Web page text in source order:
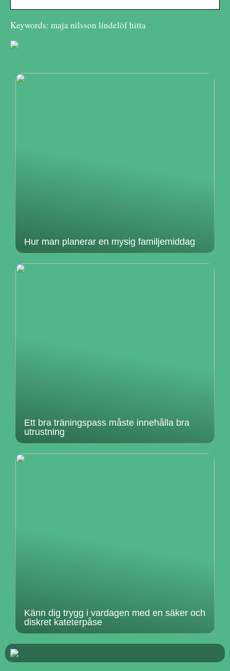
Keywords: maja nilsson lindelöf hitta
Hur man planerar en mysig familjemiddag
Ett bra träningspass måste innehålla bra
utrustning
Känn dig trygg i vardagen med en säker och
diskret kateterpåse